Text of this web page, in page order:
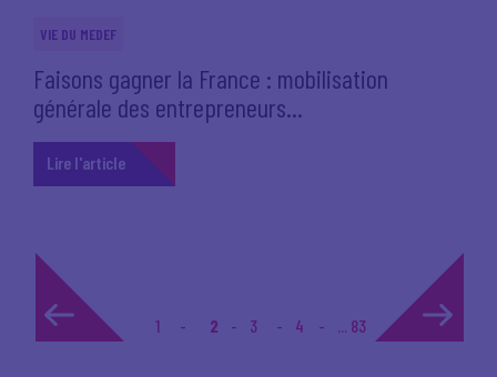
VIE DU MEDEF
Faisons gagner la France : mobilisation
générale des entrepreneurs...
Lire l'article
1 2 3 4 ... 83